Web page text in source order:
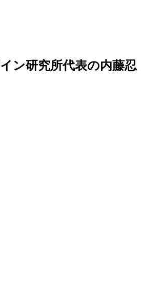
ン研究所代表の内藤忍